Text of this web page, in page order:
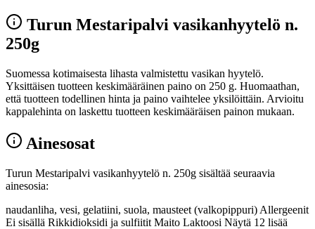
Turun Mestaripalvi vasikanhyytelö n.
250g
Suomessa kotimaisesta lihasta valmistettu vasikan hyytelö.
Yksittäisen tuotteen keskimääräinen paino on 250 g. Huomaathan,
että tuotteen todellinen hinta ja paino vaihtelee yksilöittäin. Arvioitu
kappalehinta on laskettu tuotteen keskimääräisen painon mukaan.
Ainesosat
Turun Mestaripalvi vasikanhyytelö n. 250g sisältää seuraavia
ainesosia:
naudanliha, vesi, gelatiini, suola, mausteet (valkopippuri) Allergeenit
Ei sisällä Rikkidioksidi ja sulfiitit Maito Laktoosi Näytä 12 lisää